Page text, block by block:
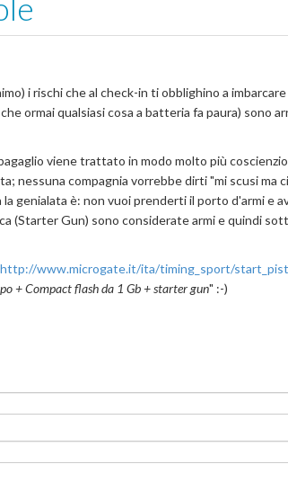
i rischi che al check-in ti obblighino a
ormai qualsiasi cosa a batteria fa paura) sono
viene trattato in modo molto più
nessuna compagnia vorrebbe dirti "mi scusi ma
genialata è: non vuoi prenderti il porto d'armi e
(Starter Gun) sono considerate armi e quindi
http://www.microgate.it/ita/timing_sport/
+ Compact flash da 1 Gb + starter gun" :-)